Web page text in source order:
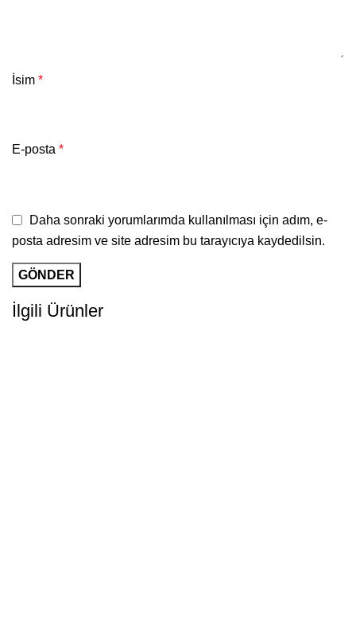
İsim *
E-posta *
Daha sonraki yorumlarımda kullanılması için adım, e-
posta adresim ve site adresim bu tarayıcıya kaydedilsin.
İlgili Ürünler